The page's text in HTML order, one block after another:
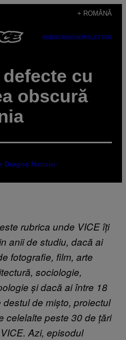
+ ROMÂNĂ
SUBSCRIBENEWSLETTER
cu
obscură
Dragoș Hanciu
rubrica unde VICE îți
anii de studiu, dacă ai
fotografie, film, arte
sociologie,
și dacă ai între 18
de mișto, proiectul
celelalte peste 30 de țări
Azi, episodul